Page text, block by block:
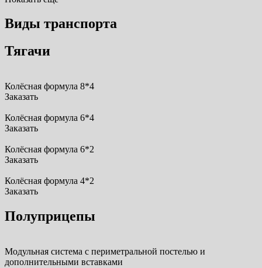
Виды транспорта
Тягачи
Колёсная формула 8*4
Заказать
Колёсная формула 6*4
Заказать
Колёсная формула 6*2
Заказать
Колёсная формула 4*2
Заказать
Полуприцепы
Модульная система с периметральной постелью и
дополнительными вставками